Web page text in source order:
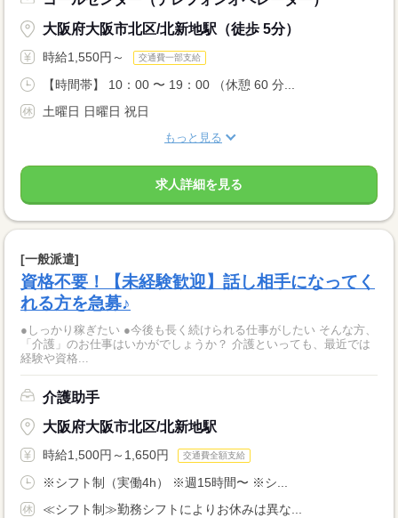
大阪府大阪市北区/北新地駅（徒歩 5分）
時給1,550円～ 交通費一部支給
【時間帯】 10：00 〜 19：00 （休憩 60 分...
土曜日 日曜日 祝日
もっと見る
求人詳細を見る
[一般派遣]
資格不要！【未経験歓迎】話し相手になってく
れる方を急募♪
●しっかり稼ぎたい ●今後も長く続けられる仕事がしたい そんな方、
「介護」のお仕事はいかがでしょうか？ 介護といっても、最近では
経験や資格...
介護助手
大阪府大阪市北区/北新地駅
時給1,500円～1,650円 交通費全額支給
※シフト制（実働4h） ※週15時間〜 ※シ...
≪シフト制≫勤務シフトによりお休みは異な...